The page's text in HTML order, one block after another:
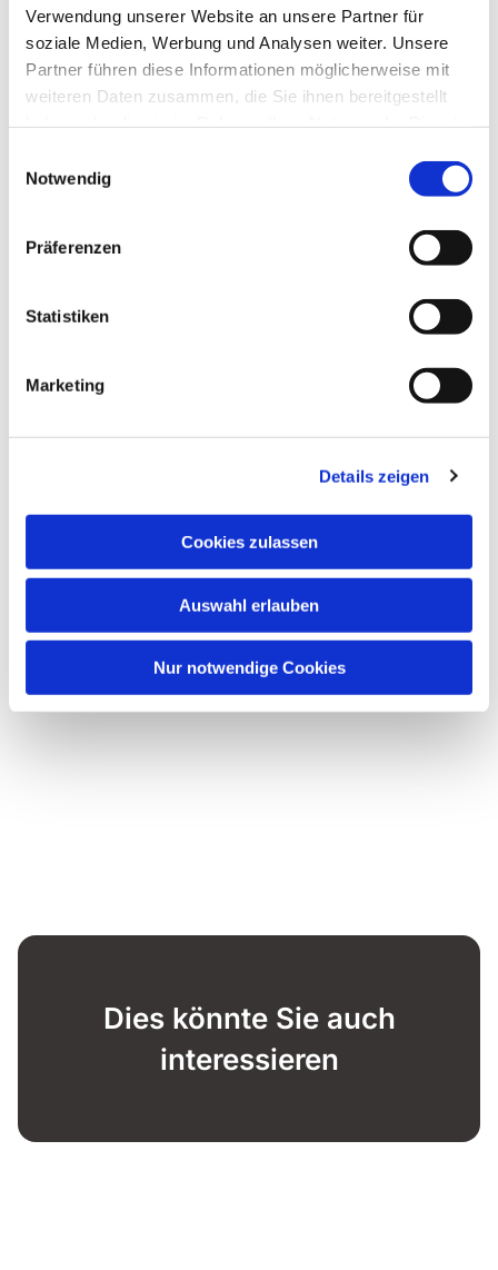
Verwendung unserer Website an unsere Partner für
soziale Medien, Werbung und Analysen weiter. Unsere
Partner führen diese Informationen möglicherweise mit
weiteren Daten zusammen, die Sie ihnen bereitgestellt
Notwendig
Präferenzen
Statistiken
Marketing
Details zeigen
Cookies zulassen
Auswahl erlauben
Nur notwendige Cookies
Sonntag, 12. Juli 2026, 10:30 - 11:30
Kassel
Pfarrerin Petra Fuhrhans
Dies könnte Sie auch
interessieren